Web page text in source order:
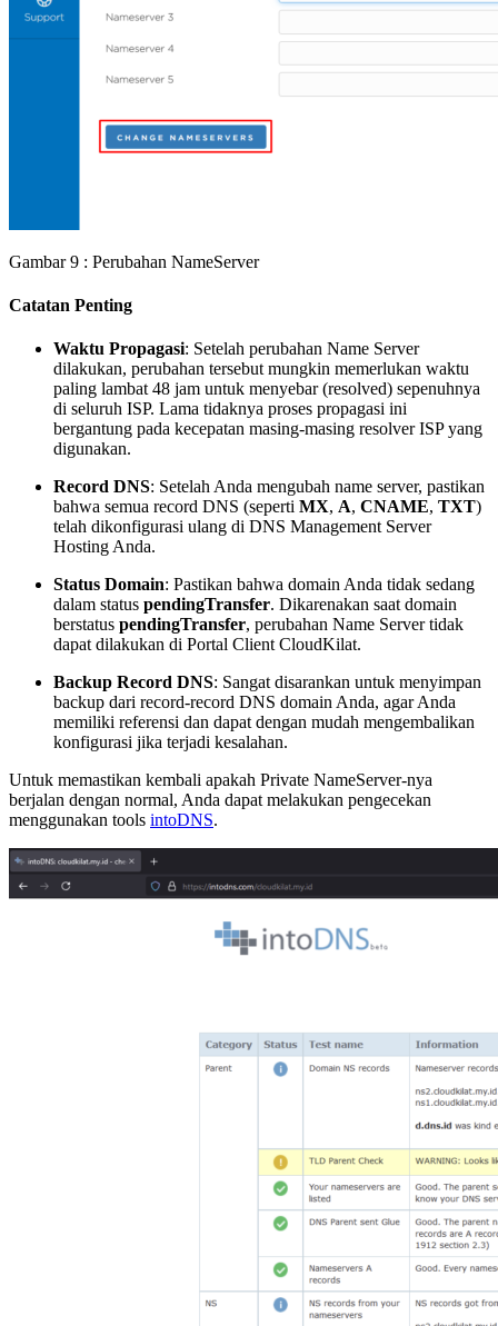
Gambar 9 : Perubahan NameServer
Catatan Penting
Waktu Propagasi: Setelah perubahan Name Server
dilakukan, perubahan tersebut mungkin memerlukan waktu
paling lambat 48 jam untuk menyebar (resolved) sepenuhnya
di seluruh ISP. Lama tidaknya proses propagasi ini
bergantung pada kecepatan masing-masing resolver ISP yang
digunakan.
Record DNS: Setelah Anda mengubah name server, pastikan
bahwa semua record DNS (seperti MX, A, CNAME, TXT)
telah dikonfigurasi ulang di DNS Management Server
Hosting Anda.
Status Domain: Pastikan bahwa domain Anda tidak sedang
dalam status pendingTransfer. Dikarenakan saat domain
berstatus pendingTransfer, perubahan Name Server tidak
dapat dilakukan di Portal Client CloudKilat.
Backup Record DNS: Sangat disarankan untuk menyimpan
backup dari record-record DNS domain Anda, agar Anda
memiliki referensi dan dapat dengan mudah mengembalikan
konfigurasi jika terjadi kesalahan.
Untuk memastikan kembali apakah Private NameServer-nya
berjalan dengan normal, Anda dapat melakukan pengecekan
menggunakan tools intoDNS.